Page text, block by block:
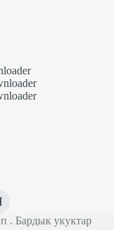
. Бардык укуктар